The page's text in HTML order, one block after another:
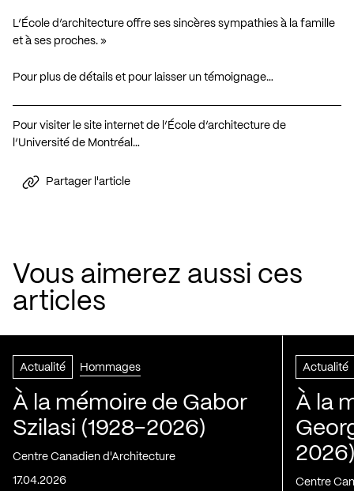
L’École d’architecture offre ses sincères sympathies à la famille
et à ses proches. »
Pour plus de détails et pour laisser un témoignage…
Pour visiter le site internet de l’École d’architecture de
l’Université de Montréal…
Partager l'article
Vous aimerez aussi ces
articles
Actualité Hommages
À la mémoire de Gabor
Szilasi (1928-2026)
Centre Canadien d'Architecture
17.04.2026
Actualité
À la
Centre